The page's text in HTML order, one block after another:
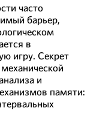
часто
барьер,
в
игру. Секрет
и
памяти: